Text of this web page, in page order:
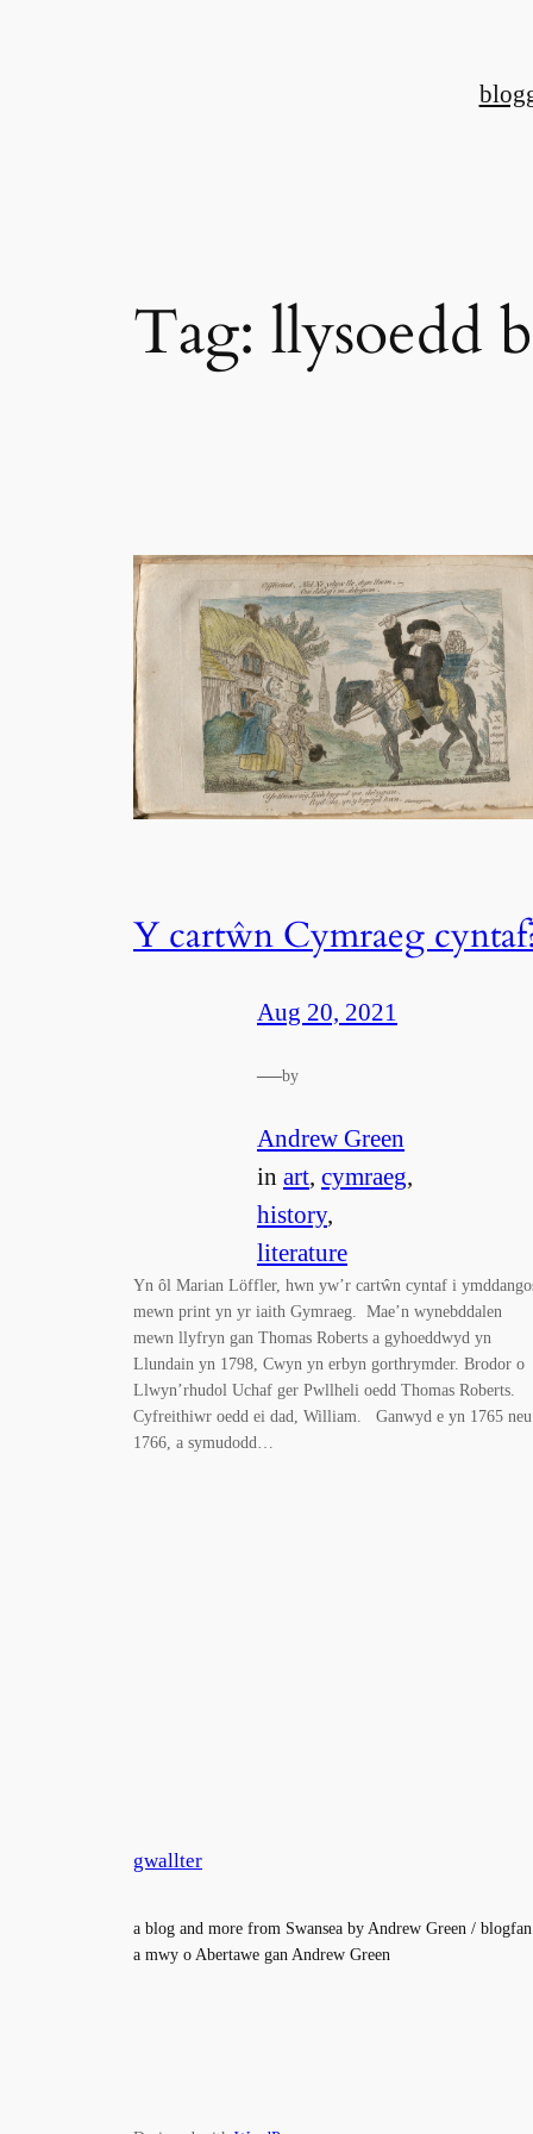
blog
Tag: llysoedd
Y cartŵn Cymraeg
Aug 20, 2021
—by
Andrew Green
in art, cymraeg
history
literature
Yn ôl Marian Löffler, hwn yw’r cartŵn cyntaf i
mewn print yn yr iaith Gymraeg. Mae’n wynebddalen
mewn llyfryn gan Thomas Roberts a gyhoeddwyd yn
Llundain yn 1798, Cwyn yn erbyn gorthrymder. Brodor o
Llwyn’rhudol Uchaf ger Pwllheli oedd Thomas Roberts.
Cyfreithiwr oedd ei dad, William. Ganwyd e yn 1765 neu
1766, a symudodd…
gwallter
a blog and more from Swansea by Andrew Green / blogfan
a mwy o Abertawe gan Andrew Green